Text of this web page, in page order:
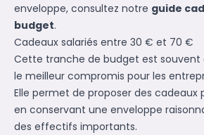
enveloppe, consultez notre guide
budget.
Cadeaux salariés entre 30 € et 70 €
Cette tranche de budget est
le meilleur compromis pour les
Elle permet de proposer des
en conservant une enveloppe
des effectifs importants.